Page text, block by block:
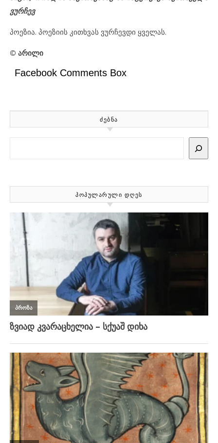
ვურჩევ
პოეზია. პოეზიის კითხვას ვურჩევდი ყველას.
© არილი
Facebook Comments Box
ᲫᲔᲑᲜᲐ
ᲞᲝᲞᲣᲚᲐᲠᲣᲚᲘ ᲓᲦᲔᲡ